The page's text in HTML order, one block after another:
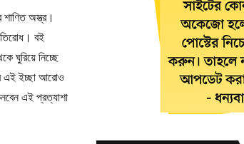
অস্ত্র।
বই
ঘুরিয়ে নিচ্ছে
এই ইচ্ছা আরোও
এই প্রত্যাশা